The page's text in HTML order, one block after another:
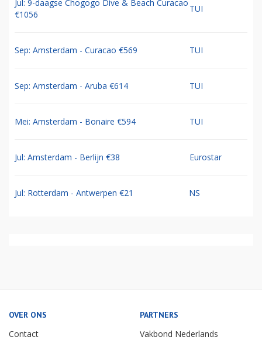
Jul: 9-daagse Chogogo Dive & Beach Curacao
€1056
TUI
Sep: Amsterdam - Curacao €569 TUI
Sep: Amsterdam - Aruba €614 TUI
Mei: Amsterdam - Bonaire €594 TUI
Jul: Amsterdam - Berlijn €38 Eurostar
Jul: Rotterdam - Antwerpen €21 NS
OVER ONS
Contact
PARTNERS
Vakbond Nederlands